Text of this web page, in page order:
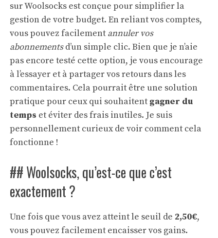
sur Woolsocks est conçue pour simplifier la
gestion de votre budget. En reliant vos comptes,
vous pouvez facilement annuler vos
abonnementsd’un simple clic. Bien que je n’aie
pas encore testé cette option, je vous encourage
à l’essayer et à partager vos retours dans les
commentaires. Cela pourrait être une solution
pratique pour ceux qui souhaitent gagner du
temps et éviter des frais inutiles. Je suis
personnellement curieux de voir comment cela
fonctionne !
## Woolsocks, qu’est-ce que c’est
exactement ?
Une fois que vous avez atteint le seuil de 2,50€,
vous pouvez facilement encaisser vos gains.